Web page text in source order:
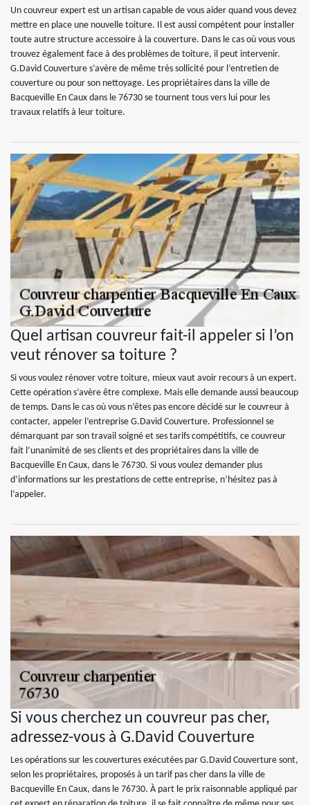
Un couvreur expert est un artisan capable de vous aider quand vous devez
mettre en place une nouvelle toiture. Il est aussi compétent pour installer
toute autre structure accessoire à la couverture. Dans le cas où vous vous
trouvez également face à des problèmes de toiture, il peut intervenir.
G.David Couverture s’avère de même très sollicité pour l’entretien de
couverture ou pour son nettoyage. Les propriétaires dans la ville de
Bacqueville En Caux dans le 76730 se tournent tous vers lui pour les
travaux relatifs à leur toiture.
Quel artisan couvreur fait-il appeler si l’on
veut rénover sa toiture ?
Si vous voulez rénover votre toiture, mieux vaut avoir recours à un expert.
Cette opération s’avère être complexe. Mais elle demande aussi beaucoup
de temps. Dans le cas où vous n’êtes pas encore décidé sur le couvreur à
contacter, appeler l’entreprise G.David Couverture. Professionnel se
démarquant par son travail soigné et ses tarifs compétitifs, ce couvreur
fait l’unanimité de ses clients et des propriétaires dans la ville de
Bacqueville En Caux, dans le 76730. Si vous voulez demander plus
d’informations sur les prestations de cette entreprise, n’hésitez pas à
l’appeler.
Si vous cherchez un couvreur pas cher,
adressez-vous à G.David Couverture
Les opérations sur les couvertures exécutées par G.David Couverture sont,
selon les propriétaires, proposés à un tarif pas cher dans la ville de
Bacqueville En Caux, dans le 76730. À part le prix raisonnable appliqué par